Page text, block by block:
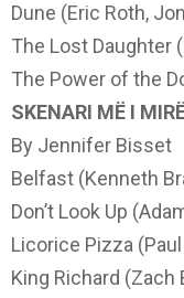
Dune (Eric Roth,
The Lost Daughter
The Power of the
SKENARI MË I
By Jennifer Bisset
Belfast (Kenneth
Don’t Look Up
Licorice Pizza
King Richard (Zach